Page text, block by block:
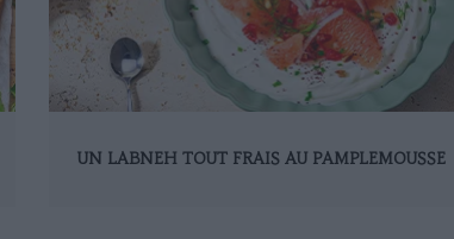
UN LABNEH TOUT FRAIS AU PAMPLEMOUSSE